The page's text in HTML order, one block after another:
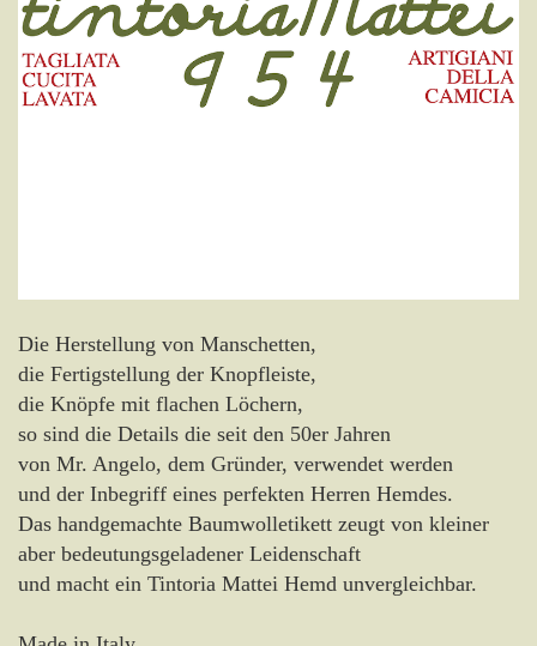
Die Herstellung von Manschetten,
die Fertigstellung der Knopfleiste,
die Knöpfe mit flachen Löchern,
so sind die Details die seit den 50er Jahren
von Mr. Angelo, dem Gründer, verwendet werden
und der Inbegriff eines perfekten Herren Hemdes.
Das handgemachte Baumwolletikett zeugt von kleiner
aber bedeutungsgeladener Leidenschaft
und macht ein Tintoria Mattei Hemd unvergleichbar.